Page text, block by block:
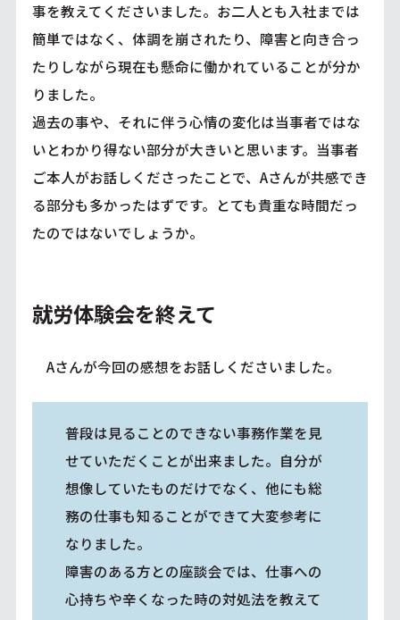
事を教えてくださいました。お二人とも入社までは
簡単ではなく、体調を崩されたり、障害と向き合っ
たりしながら現在も懸命に働かれていることが分か
りました。
過去の事や、それに伴う心情の変化は当事者ではな
いとわかり得ない部分が大きいと思います。当事者
ご本人がお話しくださったことで、Aさんが共感でき
る部分も多かったはずです。とても貴重な時間だっ
たのではないでしょうか。
就労体験会を終えて
Aさんが今回の感想をお話しくださいました。
普段は見ることのできない事務作業を見
せていただくことが出来ました。自分が
想像していたものだけでなく、他にも総
務の仕事も知ることができて大変参考に
なりました。
障害のある方との座談会では、仕事への
心持ちや辛くなった時の対処法を教えて